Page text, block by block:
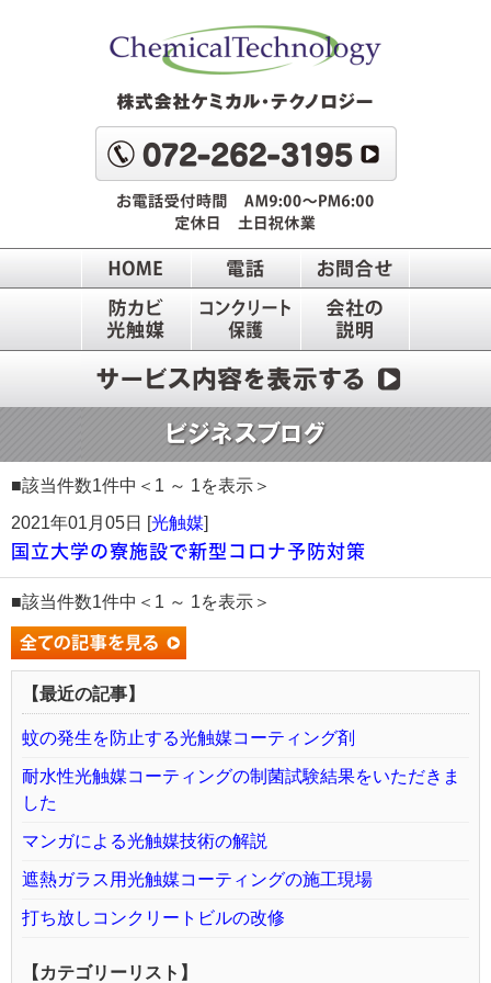
■該当件数1件中＜1 ～ 1を表示＞
2021年01月05日 [光触媒]
国立大学の寮施設で新型コロナ予防対策
■該当件数1件中＜1 ～ 1を表示＞
【最近の記事】
蚊の発生を防止する光触媒コーティング剤
耐水性光触媒コーティングの制菌試験結果をいただきま
した
マンガによる光触媒技術の解説
遮熱ガラス用光触媒コーティングの施工現場
打ち放しコンクリートビルの改修
【カテゴリーリスト】